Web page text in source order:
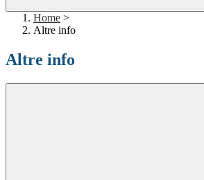
Home >
Altre info
Altre info